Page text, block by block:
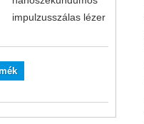
impulzusszálas lézer